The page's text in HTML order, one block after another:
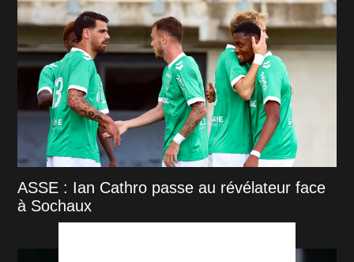
ASSE : Ian Cathro passe au révélateur face
à Sochaux